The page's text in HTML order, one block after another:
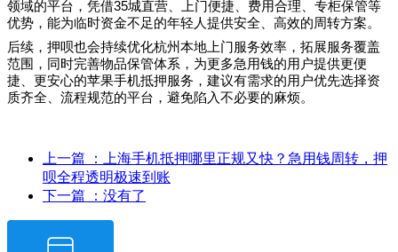
领域的平台，凭借35城直营、上门便捷、费用合理、专柜保管等
优势，能为临时资金不足的年轻人提供安全、高效的周转方案。
后续，押呗也会持续优化杭州本地上门服务效率，拓展服务覆盖
范围，同时完善物品保管体系，为更多急用钱的用户提供更便
捷、更安心的苹果手机抵押服务，建议有需求的用户优先选择资
质齐全、流程规范的平台，避免陷入不必要的麻烦。
上一篇
：上海手机抵押哪里正规又快？急用钱周转，押
呗全程透明极速到账
下一篇
：没有了